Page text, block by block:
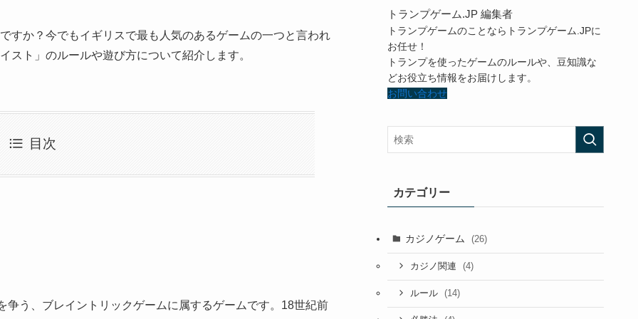
すか？今でもイギリスで最も人気のあるゲームの一つと言われ
スト」のルールや遊び方について紹介します。
目次
う、ブレイントリックゲームに属するゲームです。18世紀前
トランプゲーム.JP 編集者
トランプゲームのことならトランプゲーム.JPに
お任せ！
トランプを使ったゲームのルールや、豆知識な
どお役立ち情報をお届けします。
お問い合わせ
カテゴリー
カジノゲーム (26)
カジノ関連 (4)
ルール (14)